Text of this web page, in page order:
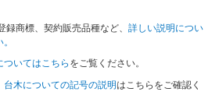
録商標、契約販売品種など、詳しい説明につい
ついてはこちら をご覧ください。
木についての記号の説明はこちらをご確認く